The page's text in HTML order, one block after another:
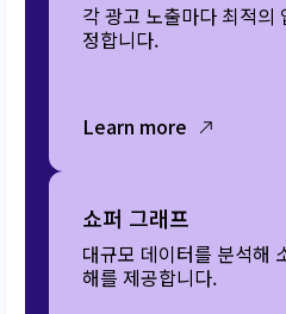
각 광고 노출마다 최적의
정합니다.
Learn more
쇼퍼 그래프
대규모 데이터를 분석해
해를 제공합니다.